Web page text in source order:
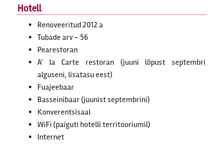
Hotell
Renoveeritud 2012 a
Tubade arv – 56
Pearestoran
A' la Carte restoran (juuni lõpust septembri
alguseni, lisatasu eest)
Fuajeebaar
Basseinibaar (juunist septembrini)
Konverentsisaal
WiFi (paiguti hotelli territooriumil)
Internet